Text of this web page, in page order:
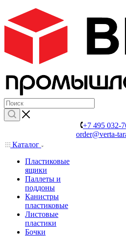
+7 495 032-
order@verta-
Каталог
Пластиковые
ящики
Паллеты и
поддоны
Канистры
пластиковые
Листовые
пластики
Бочки